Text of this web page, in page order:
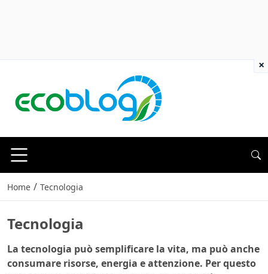
Home / Tecnologia
Tecnologia
La tecnologia può semplificare la vita, ma può anche
consumare risorse, energia e attenzione. Per questo
×